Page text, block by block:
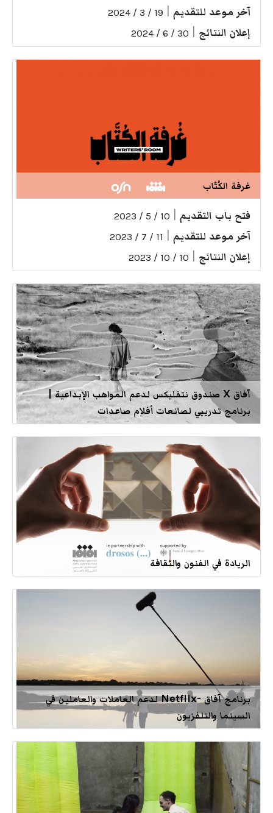
آخر موعد للتقديم 19 / 3 / 2024
إعلان النتائج 30 / 6 / 2024
غرفة الكُتّاب
فتح باب التقديم 10 / 5 / 2023
آخر موعد للتقديم 11 / 7 / 2023
إعلان النتائج 10 / 10 / 2023
آفاق X صندوق نتفليكس لدعم المواهب الإبداعية |
برنامج تدريبي لصانعات أفلام صاعدات
الريادة في الفنون والثقافة
برنامج آفاق -Netflix لدعم العاملات والعاملين في
السينما والتلفزيون